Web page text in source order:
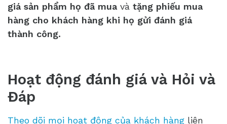
giá sản phẩm họ đã muavà tặng phiếu mua
hàng cho khách hàng khi họ gửi đánh giá
thành công.
Hoạt động đánh giá và Hỏi và
Đáp
Theo dõi mọi hoạt động của khách hàng liên